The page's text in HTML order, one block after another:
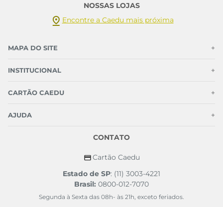
NOSSAS LOJAS
Encontre a Caedu mais próxima
MAPA DO SITE +
INSTITUCIONAL +
CARTÃO CAEDU +
AJUDA +
CONTATO
Cartão Caedu
Estado de SP: (11) 3003-4221
Brasil: 0800-012-7070
Segunda à Sexta das 08h- às 21h, exceto feriados.